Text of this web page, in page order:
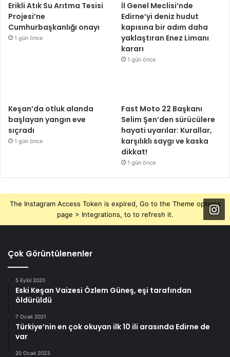
Erikli Atık Su Arıtma Tesisi
Projesi’ne
Cumhurbaşkanlığı onayı
1 gün önce
İl Genel Meclisi’nde
Edirne’yi deniz hudut
kapısına bir adım daha
yaklaştıran Enez Limanı
kararı
1 gün önce
Keşan’da otluk alanda
başlayan yangın eve
sıçradı
1 gün önce
Fast Moto 22 Başkanı
Selim Şen’den sürücülere
hayati uyarılar: Kurallar,
karşılıklı saygı ve kaska
dikkat!
1 gün önce
The Instagram Access Token is expired, Go to the Theme options
page > Integrations, to to refresh it.
Çok Görüntülenenler
5 Eylül 2020
Eski Keşan Vaizesi Özlem Güneş, eşi tarafından
öldürüldü
7 Ocak 2021
Türkiye’nin en çok okuyan ilk 10 ili arasında Edirne de
var
20 Ocak 2023